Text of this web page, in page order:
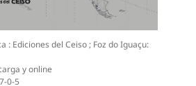
: Ediciones del Ceiso ; Foz do Iguaçu:
y online
0-5